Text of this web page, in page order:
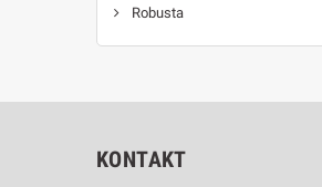
Robusta
KONTAKT